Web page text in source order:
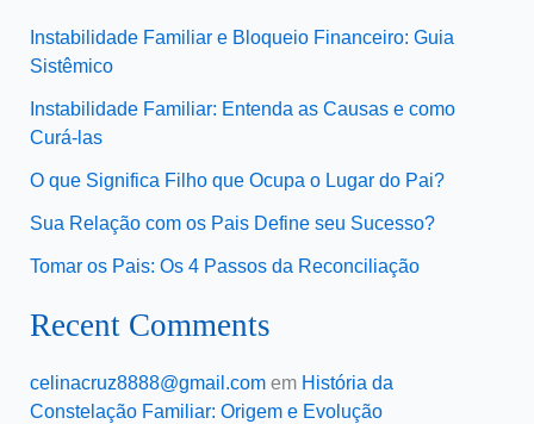
Instabilidade Familiar e Bloqueio Financeiro: Guia
Sistêmico
Instabilidade Familiar: Entenda as Causas e como
Curá-las
O que Significa Filho que Ocupa o Lugar do Pai?
Sua Relação com os Pais Define seu Sucesso?
Tomar os Pais: Os 4 Passos da Reconciliação
Recent Comments
celinacruz8888@gmail.comem História da
Constelação Familiar: Origem e Evolução